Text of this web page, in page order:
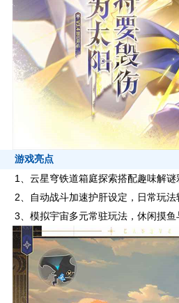
游戏亮点
1、云星穹铁道箱庭探索搭配趣味解谜
2、自动战斗加速护肝设定，日常玩法
3、模拟宇宙多元常驻玩法，休闲摸鱼